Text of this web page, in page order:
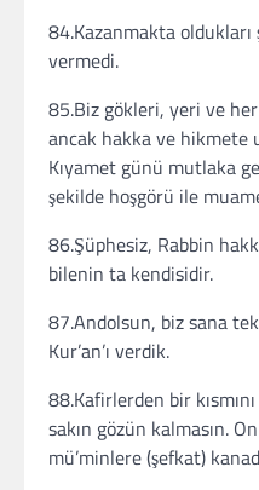
84.Kazanmakta
vermedi.
85.Biz gökleri, yeri ve
ancak hakka ve hikmete
Kıyamet günü mutlaka
şekilde hoşgörü ile
86.Şüphesiz, Rabbin
bilenin ta kendisidir.
87.Andolsun, biz sana
Kur’an’ı verdik.
88.Kafirlerden bir
sakın gözün kalmasın.
mü’minlere (şefkat)